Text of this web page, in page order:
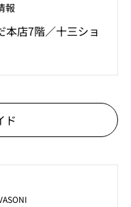
報
本店7階／十三ショ
ド